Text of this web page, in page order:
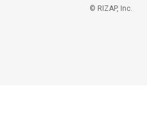
© RIZAP, Inc.